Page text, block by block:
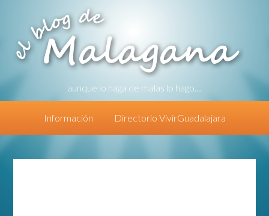
aunque lo haga de malas lo hago....
Información Directorio VivirGuadalajara